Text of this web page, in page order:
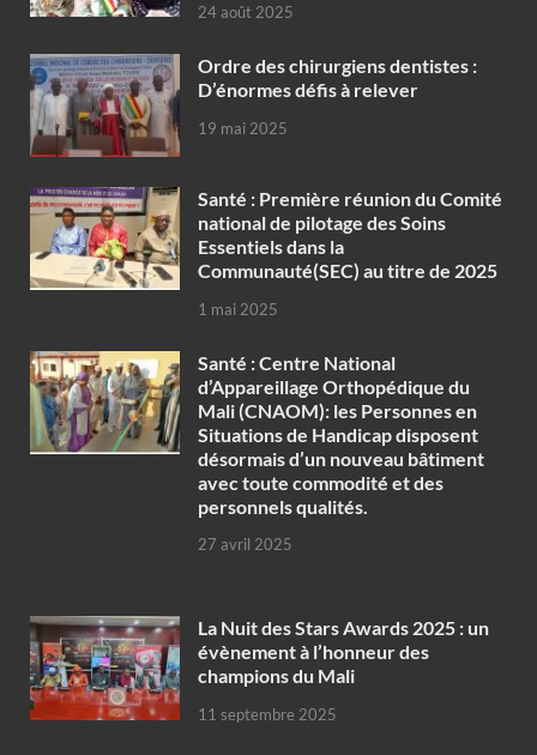
24 août 2025
Ordre des chirurgiens dentistes :
D’énormes défis à relever
19 mai 2025
Santé : Première réunion du Comité
national de pilotage des Soins
Essentiels dans la
Communauté(SEC) au titre de 2025
1 mai 2025
Santé : Centre National
d’Appareillage Orthopédique du
Mali (CNAOM): les Personnes en
Situations de Handicap disposent
désormais d’un nouveau bâtiment
avec toute commodité et des
personnels qualités.
27 avril 2025
‎La Nuit des Stars Awards 2025 : un
évènement à l’honneur des
champions du Mali
11 septembre 2025